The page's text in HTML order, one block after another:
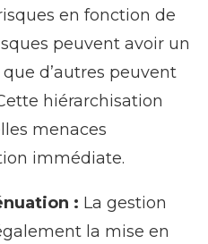
en fonction de
peuvent avoir un
d’autres peuvent
hiérarchisation
menaces
immédiate.
: La gestion
la mise en